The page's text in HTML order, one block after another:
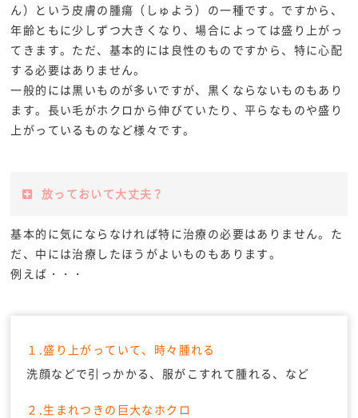
ん）という皮膚の腫瘍（しゅよう）の一種です。ですから、
年齢ともに少しずつ大きくなり、場合によっては盛り上がっ
てきます。ただ、基本的には良性のものですから、特に心配
する必要はありません。
一般的には黒いものが多いですが、黒くならないものもあり
ます。長い毛がホクロから伸びていたり、平らなものや盛り
上がっているものなど様々です。
放っておいて大丈夫？
基本的に気にならなければ特に治療の必要はありません。た
だ、中には治療したほうがよいものもあります。
例えば・・・
１.盛り上がっていて、時々腫れる
洗顔などで引っかかる、服がこすれて腫れる、など
２.生まれつきの巨大なホクロ